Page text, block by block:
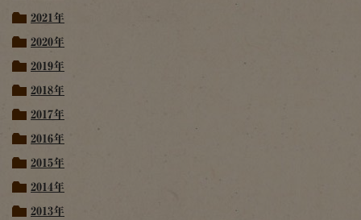
2021年
2020年
2019年
2018年
2017年
2016年
2015年
2014年
2013年